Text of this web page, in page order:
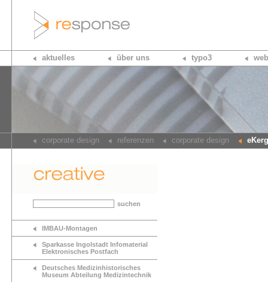
aktuelles über uns typo3
corporate design referenzen corporate design
suchen
IMBAU-Montagen
Sparkasse Ingolstadt Infomaterial
Elektronisches Postfach
Deutsches Medizinhistorisches
Museum Abteilung Medizintechnik